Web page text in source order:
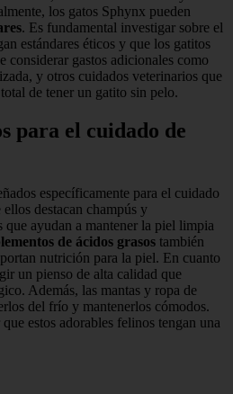
los gatos Sphynx pueden
. Es fundamental investigar sobre el
estándares éticos y que los gatitos
considerar gastos adicionales como
y otros cuidados veterinarios que
de tener un gatito sin pelo.
para el cuidado de
específicamente para el cuidado
ellos destacan champús y
que ayudan a mantener la piel limpia
de ácidos grasos también
nutrición para la piel. En cuanto
un pienso de alta calidad que
Además, las mantas y ropa de
del frío y mantenerlos cómodos.
estos adorables felinos tengan una